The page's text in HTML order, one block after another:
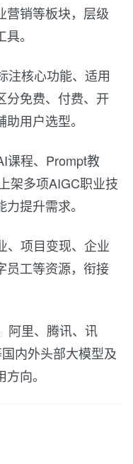
营销等板块，层级
。
注核心功能、适用
分免费、付费、开
用户选型。
课程、Prompt教
架多项AIGC职业技
提升需求。
、项目变现、企业
员工等资源，衔接
阿里、腾讯、讯
内外头部大模型及
向。